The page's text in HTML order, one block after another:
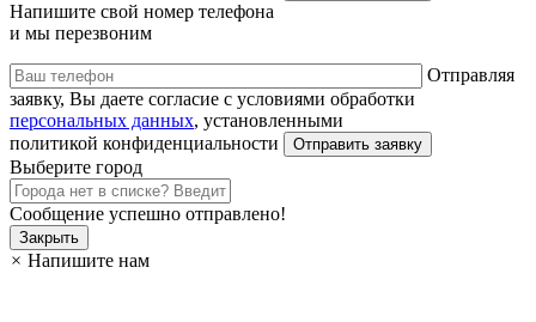
Напишите свой номер телефона
и мы перезвоним
Отправляя
заявку, Вы даете согласие с условиями обработки
персональных данных, установленными
политикой конфиденциальности
Выберите город
Сообщение успешно отправлено!
Закрыть
× Напишите нам